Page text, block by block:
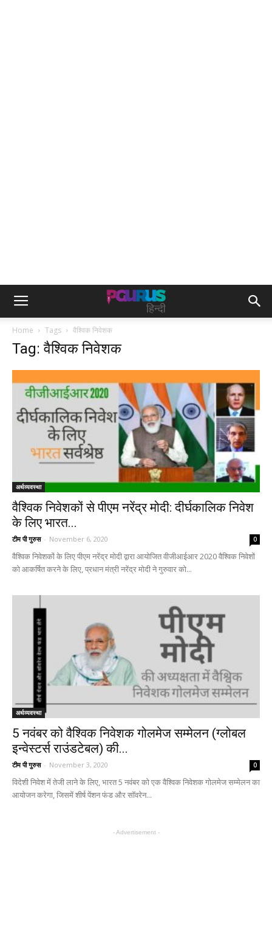
Home Tags वैश्विक निवेशक
Tag: वैश्विक निवेशक
अर्थव्यवस्था
वैश्विक निवेशकों से पीएम नरेंद्र मोदी: दीर्घकालिक निवेश
के लिए भारत...
टीम पी गुरुस - November 6, 2020 0
वैश्विक निवेशकों के लिए पीएम नरेंद्र मोदी द्वारा आयोजित वीजीआईआर 2020 वैश्विक निवेशों
को आकर्षित करने के लिए, प्रधान मंत्री नरेंद्र मोदी ने गुरुवार को...
अर्थव्यवस्था
5 नवंबर को वैश्विक निवेशक गोलमेज सम्मेलन (ग्लोबल
इन्वेस्टर्स राउंडटेबल) की...
टीम पी गुरुस - November 3, 2020 0
विदेशी निवेश में तेजी लाने के लिए, भारत 5 नवंबर को एक वैश्विक निवेशक गोलमेज सम्मेलन का
आयोजन करेगा, जिसमें शीर्ष पेंशन फंड और सॉवरेन...
- Advertisement -